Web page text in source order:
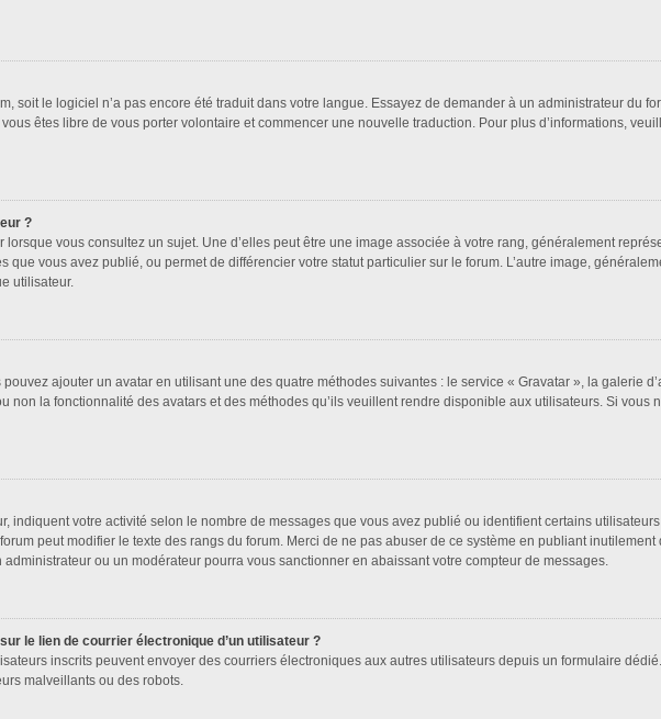
soit le logiciel n’a pas encore été traduit dans votre langue. Essayez de demander à un administrateur du
êtes libre de vous porter volontaire et commencer une nouvelle traduction. Pour plus d’informations,
?
vous consultez un sujet. Une d’elles peut être une image associée à votre rang, généralement
que vous avez publié, ou permet de différencier votre statut particulier sur le forum. L’autre image,
utilisateur.
ajouter un avatar en utilisant une des quatre méthodes suivantes : le service « Gravatar », la galerie
non la fonctionnalité des avatars et des méthodes qu’ils veuillent rendre disponible aux utilisateurs. Si vous
indiquent votre activité selon le nombre de messages que vous avez publié ou identifient certains
peut modifier le texte des rangs du forum. Merci de ne pas abuser de ce système en publiant inutilement
ou un modérateur pourra vous sanctionner en abaissant votre compteur de messages.
le lien de courrier électronique d’un utilisateur ?
inscrits peuvent envoyer des courriers électroniques aux autres utilisateurs depuis un formulaire
malveillants ou des robots.